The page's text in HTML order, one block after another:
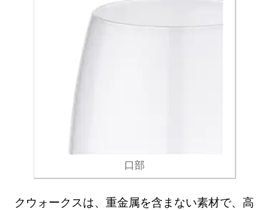
口部
クウォークスは、重金属を含まない素材で、高